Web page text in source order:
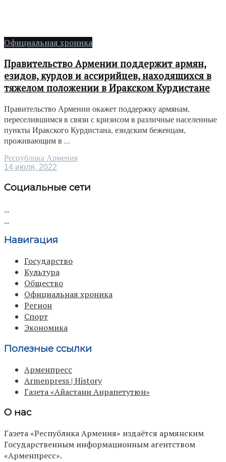
Официальная хроника
Правительство Армении поддержит армян,
езидов, курдов и ассирийцев, находящихся в
тяжелом положении в Иракском Курдистане
Правительство Армении окажет поддержку армянам,
переселившимся в связи с кризисом в различные населенные
пункты Иракского Курдистана, езидским беженцам,
проживающим в ...
Республика Армения
14 июля, 2022
Социальные сети
Навигация
Государство
Культура
Общество
Официальная хроника
Регион
Спорт
Экономика
Полезные ссылки
Арменпресс
Armenpress | History
Газета «Айастани Анрапетутюн»
О нас
Газета «Республика Армения» издаётся армянским
Государственным информационным агентством
«Арменпресс».